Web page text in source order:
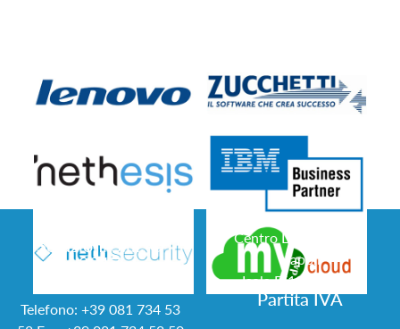
Soluzioni S.r.l. ©
2017
Telefono: +39 081 734 53
Centro Direzionale di
Napoli
Isola F/12 – 80143
Partita IVA